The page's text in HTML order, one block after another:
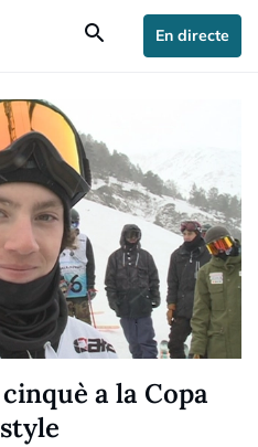
search En directe
a la Copa